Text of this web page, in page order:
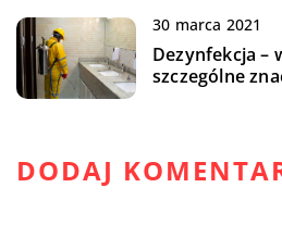
30 marca 2021
Dezynfekcja –
szczególne
DODAJ